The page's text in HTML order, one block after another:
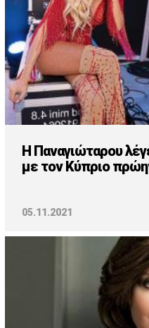
Η Παναγιώταρου
με τον Κύπριο
05.11.2021